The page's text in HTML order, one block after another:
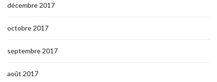
décembre 2017
octobre 2017
septembre 2017
août 2017